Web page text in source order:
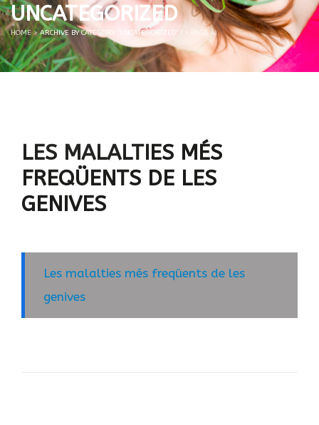
UNCATEGORIZED
HOME>ARCHIVE BY CATEGORY "UNCATEGORIZED" ( > PAGE 4)
LES MALALTIES MÉS
FREQÜENTS DE LES
GENIVES
Les malalties més freqüents de les
genives